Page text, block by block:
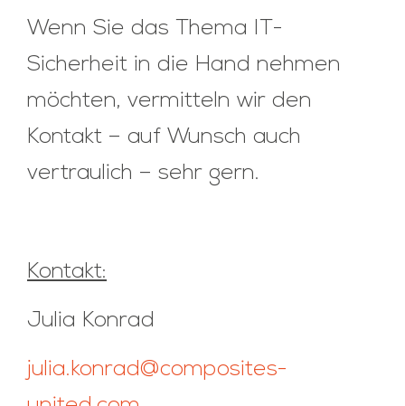
Wenn Sie das Thema IT-
Sicherheit in die Hand nehmen
möchten, vermitteln wir den
Kontakt – auf Wunsch auch
vertraulich – sehr gern.
Kontakt:
Julia Konrad
julia.konrad@composites-